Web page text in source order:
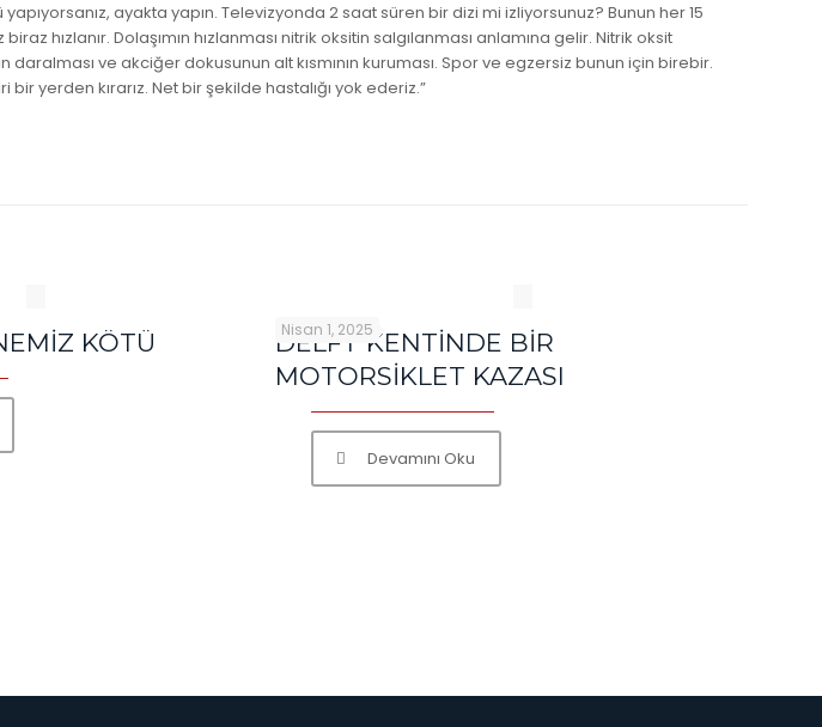
ayakta yapın. Televizyonda 2 saat süren bir dizi mi izliyorsunuz? Bunun her 15
hızlanır. Dolaşımın hızlanması nitrik oksitin salgılanması anlamına gelir. Nitrik oksit
ve akciğer dokusunun alt kısmının kuruması. Spor ve egzersiz bunun için birebir.
yerden kırarız. Net bir şekilde hastalığı yok ederiz.”
KÖTÜ Nisan 1, 2025
DELFT KENTİNDE BİR
MOTORSİKLET KAZASI
Devamını Oku